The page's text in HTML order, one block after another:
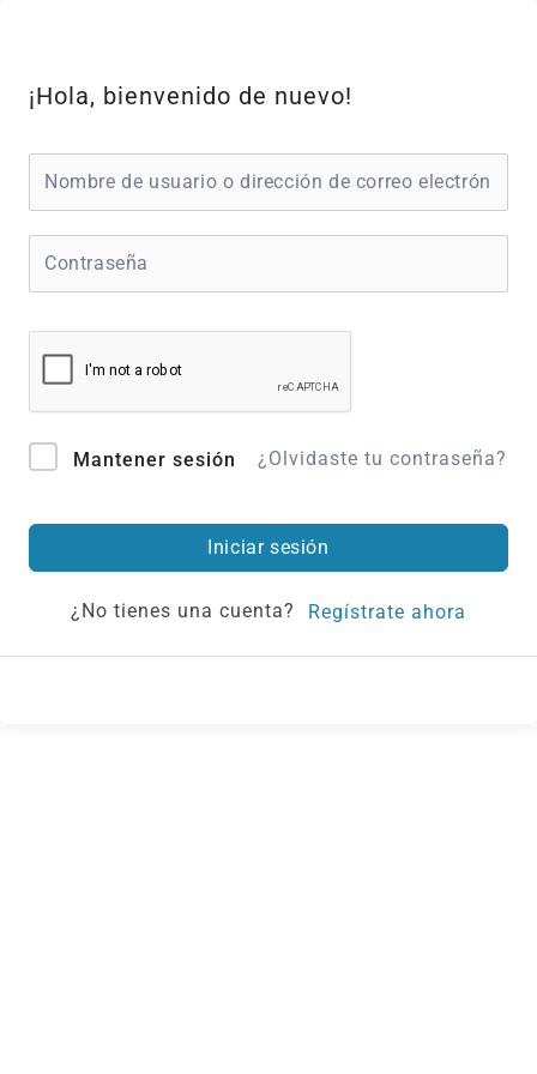
contenido
¡Hola, bienvenido de nuevo!
Mantener sesión ¿Olvidaste tu contraseña?
Iniciar sesión
¿No tienes una cuenta? Regístrate ahora